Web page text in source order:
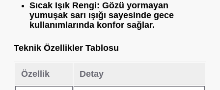
Sıcak Işık Rengi: Gözü yormayan
yumuşak sarı ışığı sayesinde gece
kullanımlarında konfor sağlar.
Teknik Özellikler Tablosu
Özellik Detay